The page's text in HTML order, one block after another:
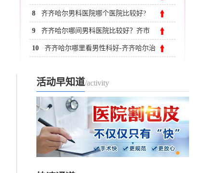
科品牌-齐齐哈尔治疗前列腺炎价格
8 齐齐哈尔男科医院哪个医院比较好?
9 齐齐哈尔哪间男科医院比较好？齐市
附大医院
10 齐齐哈尔哪里看男性科好-齐齐哈尔治
活动早知道/activity